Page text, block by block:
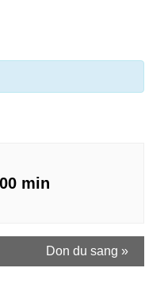
min
Don du sang »